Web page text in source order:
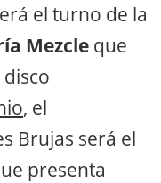
el turno de la
Mezcle que
, el
Brujas será el
presenta